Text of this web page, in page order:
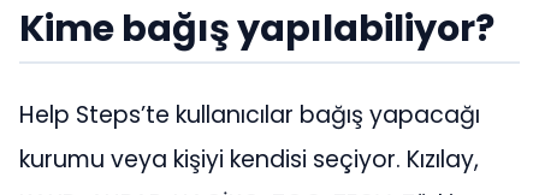
Kime bağış yapılabiliyor?
Help Steps’te kullanıcılar bağış yapacağı
kurumu veya kişiyi kendisi seçiyor. Kızılay,